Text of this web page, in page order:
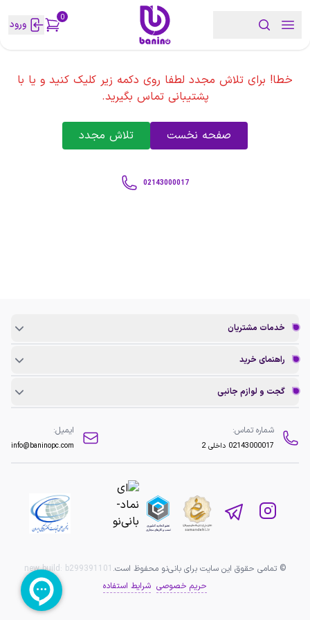
0 ورود
خطا! برای تلاش مجدد لطفا روی دکمه زیر کلیک کنید و یا با
پشتیبانی تماس بگیرید.
صفحه نخست تلاش مجدد
02143000017
خدمات مشتریان
راهنمای خرید
گجت و لوازم جانبی
شماره تماس:
02143000017 داخلی 2
ایمیل:
info@baninopc.com
© تمامی حقوق این سایت برای بانی‌نو محفوظ است. new build: b299391101
حریم خصوصی شرایط استفاده